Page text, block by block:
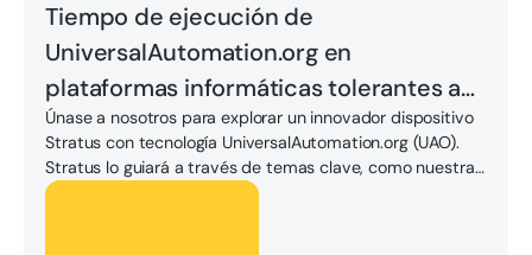
Tiempo de ejecución de
UniversalAutomation.org en
plataformas informáticas tolerantes a
fallos de Stratus
Únase a nosotros para explorar un innovador dispositivo
Stratus con tecnología UniversalAutomation.org (UAO).
Stratus lo guiará a través de temas clave, como nuestra
misión, la integración tecnológica y una demostración en
Desbloquear